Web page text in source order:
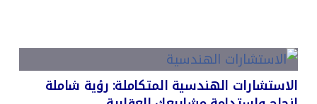
الاستشارات الهندسية المتكاملة: رؤية شاملة